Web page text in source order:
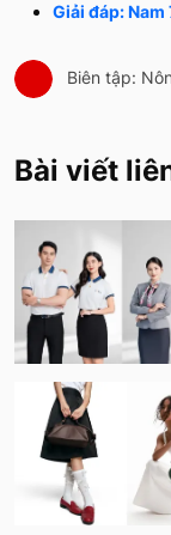
Giải đáp:
Biên tập:
Bài viết